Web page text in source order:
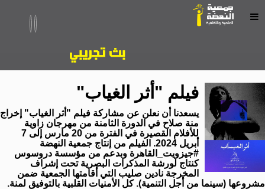
فيلم "أثر الغياب"
يسعدنا أن نعلن عن مشاركة فيلم "أثر الغياب" إخراج
منة صلاح في الدورة الثامنة من مهرجان زاوية
للأفلام القصيرة في الفترة من 20 مارس إلى 7
أبريل 2024. الفيلم من إنتاج جمعية النهضة
#جيزويت_القاهرة وبدعم من مؤسسة دروسوس
كنتاج لورشة المذكرات البصرية تحت إشراف
المخرجة نادين صليب التي أقامتها الجمعية ضمن
مشروعها (سينما من أجل التنمية). كل الأمنيات القلبية بالتوفيق لمنة.